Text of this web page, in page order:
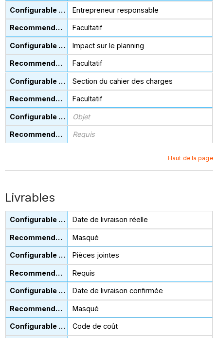
Entrepreneur responsable
Facultatif
Impact sur le planning
Facultatif
Section du cahier des charges
Facultatif
Objet
Requis
Haut de la page
Livrables
Date de livraison réelle
Masqué
Pièces jointes
Requis
Date de livraison confirmée
Masqué
Code de coût